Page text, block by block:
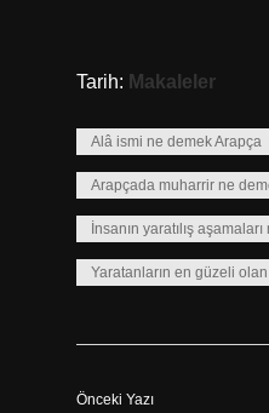
Tarih: Makaleler
Alâ ismi ne demek Arapça
Arapçada muharrir ne
İnsanın yaratılış
Yaratanların en güzeli
Önceki Yazı